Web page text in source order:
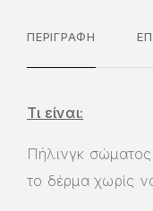
ΠΕΡΙΓΡΑΦΉ
Τι είναι:
Πήλινγκ σώματος
το δέρμα χωρίς